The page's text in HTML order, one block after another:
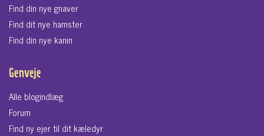
Find din nye gnaver
Find dit nye hamster
Find din nye kanin
Genveje
Alle blogindlæg
Forum
Find ny ejer til dit kæledyr